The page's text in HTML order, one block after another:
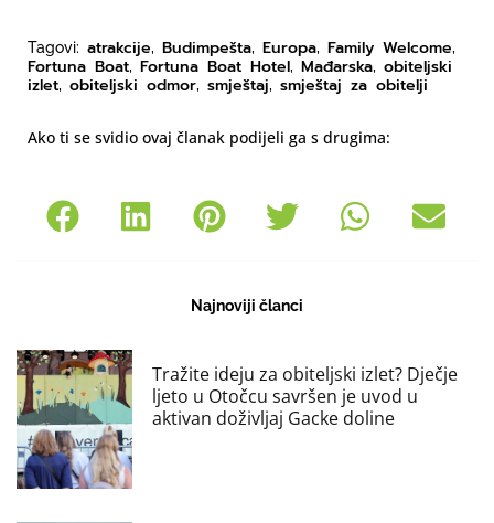
Tagovi: atrakcije, Budimpešta, Europa, Family Welcome,
Fortuna Boat, Fortuna Boat Hotel, Mađarska, obiteljski
izlet, obiteljski odmor, smještaj, smještaj za obitelji
Ako ti se svidio ovaj članak podijeli ga s drugima:
Najnoviji članci
Tražite ideju za obiteljski izlet? Dječje
ljeto u Otočcu savršen je uvod u
aktivan doživljaj Gacke doline